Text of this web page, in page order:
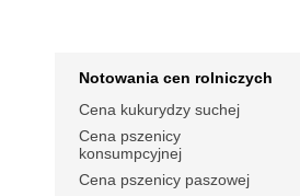
Notowania cen rolniczych
Cena kukurydzy suchej
Cena pszenicy
konsumpcyjnej
Cena pszenicy paszowej